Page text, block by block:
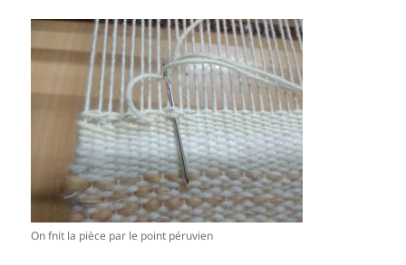
On fnit la pièce par le point péruvien